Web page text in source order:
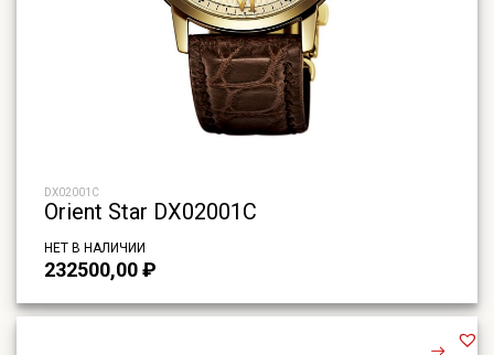
DX02001C
Orient Star DX02001C
НЕТ В НАЛИЧИИ
232500,00₽